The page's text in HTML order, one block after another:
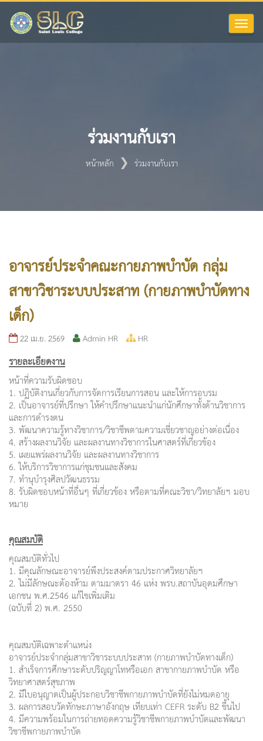
Toggle
ร่วมงานกับเรา
หน้าหลัก ร่วมงานกับเรา
อาจารย์ประจำคณะกายภาพบำบัด กลุ่ม
สาขาวิชาระบบประสาท (กายภาพบำบัดทาง
เด็ก)
22 เม.ย. 2569 Admin HR HR
รายละเอียดงาน
หน้าที่ความรับผิดชอบ
1. ปฏิบัติงานเกี่ยวกับการจัดการเรียนการสอน และให้การอบรม
2. เป็นอาจารย์ที่ปรึกษา ให้คำปรึกษาแนะนำแก่นักศึกษาทั้งด้านวิชาการ
และการดำรงตน
3. พัฒนาความรู้ทางวิชาการ/วิชาชีพตามความเชี่ยวชาญอย่างต่อเนื่อง
4. สร้างผลงานวิจัย และผลงานทางวิชาการในศาสตร์ที่เกี่ยวข้อง
5. เผยแพร่ผลงานวิจัย และผลงานทางวิชาการ
6. ให้บริการวิชาการแก่ชุมชนและสังคม
7. ทำนุบำรุงศิลปวัฒนธรรม
8. รับผิดชอบหน้าที่อื่นๆ ที่เกี่ยวข้อง หรือตามที่คณะวิชา/วิทยาลัยฯ มอบ
หมาย
คุณสมบัติ
คุณสมบัติทั่วไป
1. มีคุณลักษณะอาจารย์พึงประสงค์ตามประกาศวิทยาลัยฯ
2. ไม่มีลักษณะต้องห้าม ตามมาตรา 46 แห่ง พรบ.สถาบันอุดมศึกษา
เอกชน พ.ศ.2546 แก้ไขเพิ่มเติม
(ฉบับที่ 2) พ.ศ. 2550
คุณสมบัติเฉพาะตำแหน่ง
อาจารย์ประจำกลุ่มสาขาวิชาระบบประสาท (กายภาพบำบัดทางเด็ก)
1. สำเร็จการศึกษาระดับปริญญาโทหรือเอก สาขากายภาพบำบัด หรือ
วิทยาศาสตร์สุขภาพ
2. มีใบอนุญาตเป็นผู้ประกอบวิชาชีพกายภาพบำบัดที่ยังไม่หมดอายุ
3. ผลการสอบวัดทักษะภาษาอังกฤษ เทียบเท่า CEFR ระดับ B2 ขึ้นไป
4. มีความพร้อมในการถ่ายทอดความรู้วิชาชีพกายภาพบำบัดและพัฒนา
วิชาชีพกายภาพบำบัด